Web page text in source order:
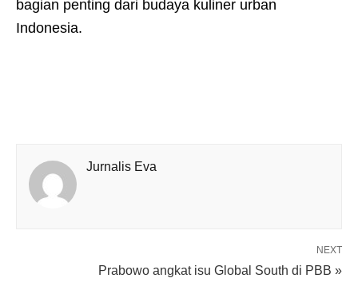
bagian penting dari budaya kuliner urban
Indonesia.
Jurnalis Eva
NEXT
Prabowo angkat isu Global South di PBB »